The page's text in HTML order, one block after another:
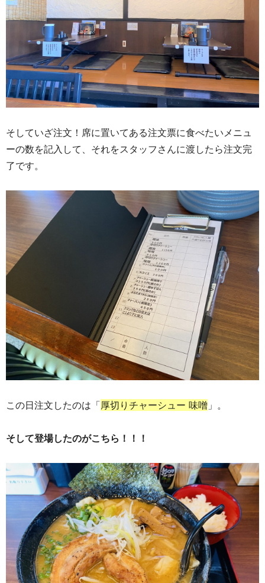
そしていざ注文！席に置いてある注文票に食べたいメニュ
ーの数を記入して、それをスタッフさんに渡したら注文完
了です。
この日注文したのは「厚切りチャーシュー 味噌 」。
そして登場したのがこちら！！！